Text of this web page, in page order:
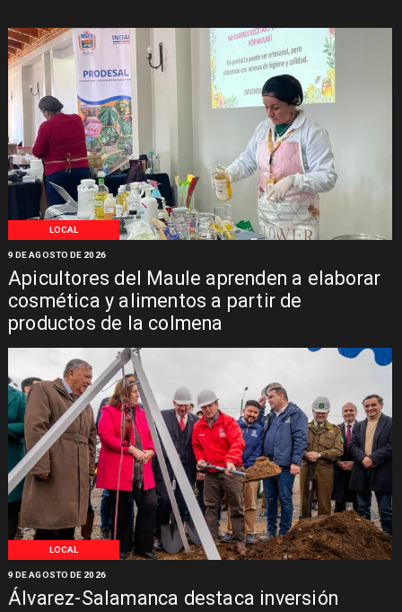
LOCAL
Apicultores del Maule aprenden a elaborar
cosmética y alimentos a partir de
productos de la colmena
9 DE AGOSTO DE 2026
LOCAL
Álvarez-Salamanca destaca inversión
9 DE AGOSTO DE 2026